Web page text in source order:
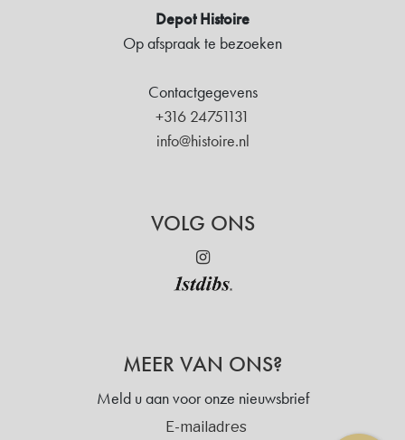
Depot Histoire
Op afspraak te bezoeken
Contactgegevens
+316 24751131
info@histoire.nl
VOLG ONS
MEER VAN ONS?
Meld u aan voor onze nieuwsbrief